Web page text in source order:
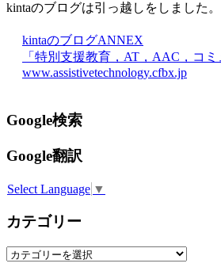
kintaのブログは引っ越しをしました
kintaのブログANNEX
「特別支援教育，AT，AAC，コ
www.assistivetechnology.cfbx.jp
Google検索
Google翻訳
Select Language ▼
カテゴリー
カ